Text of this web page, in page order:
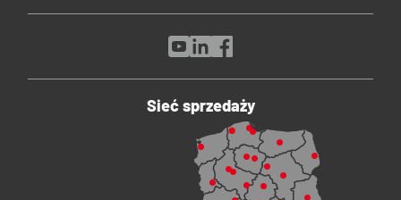
Sieć sprzedaży